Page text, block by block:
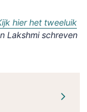
hier het tweeluik
Lakshmi schreven